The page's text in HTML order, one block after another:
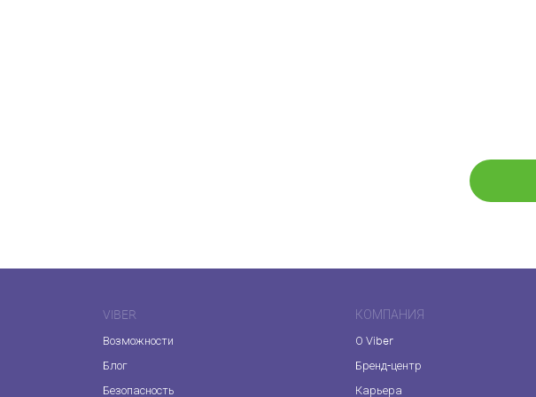
VIBER
Возможности
Блог
Безопасность
КОМПАНИЯ
О Viber
Бренд-центр
Карьера